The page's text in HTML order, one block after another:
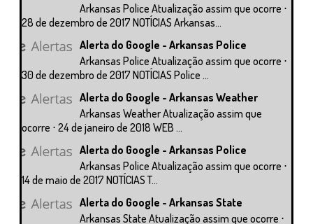
Arkansas Police Atualização assim que ocorre ⋅
28 de dezembro de 2017 NOTÍCIAS Arkansas...
Alerta do Google - Arkansas Police
Arkansas Police Atualização assim que ocorre ⋅
30 de dezembro de 2017 NOTÍCIAS Police ...
Alerta do Google - Arkansas Weather
Arkansas Weather Atualização assim que
ocorre ⋅ 24 de janeiro de 2018 WEB ...
Alerta do Google - Arkansas Police
Arkansas Police Atualização assim que ocorre ⋅
14 de maio de 2017 NOTÍCIAS T...
Alerta do Google - Arkansas State
Arkansas State Atualização assim que ocorre ⋅